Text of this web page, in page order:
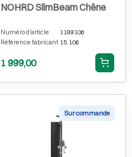
NOHRD SlimBeam Chêne
Numéro d'article
1199106
Référence fabricant 15.106
1 999,00
Sur commande